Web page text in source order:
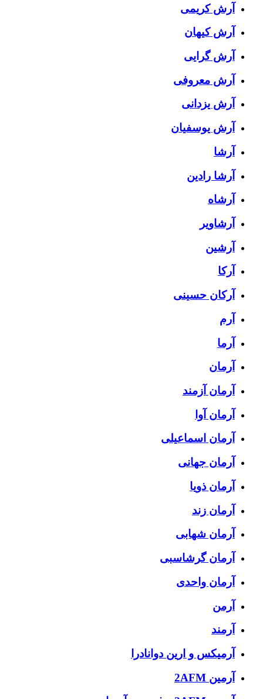
آرش کریمی
آرش کیهان
آرش گرایی
آرش معروفی
آرش یزدانی
آرش یوسفیان
آرشا
آرشا رادین
آرشاه
آرشاویر
آرشین
آرکا
آرکان حسینی
آرم
آرما
آرمان
آرمان آزمند
آرمان آوا
آرمان اسماعیلی
آرمان جهانی
آرمان ذویا
آرمان زند
آرمان شهابی
آرمان گرشاسبی
آرمان واحدی
آرمن
آرمند
آرمیکس و ارین دوانادرا
آرمین 2AFM